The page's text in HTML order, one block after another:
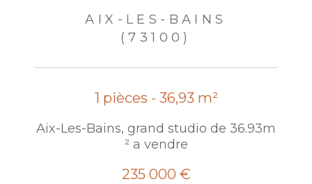
AIX-LES-BAINS
(73100)
1 pièces - 36,93 m²
Aix-Les-Bains, grand studio de 36.93m
² a vendre
235 000 €